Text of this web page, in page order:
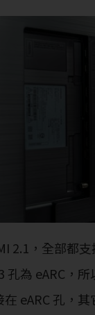
2.1，全部都
孔為 eARC，
eARC 孔，